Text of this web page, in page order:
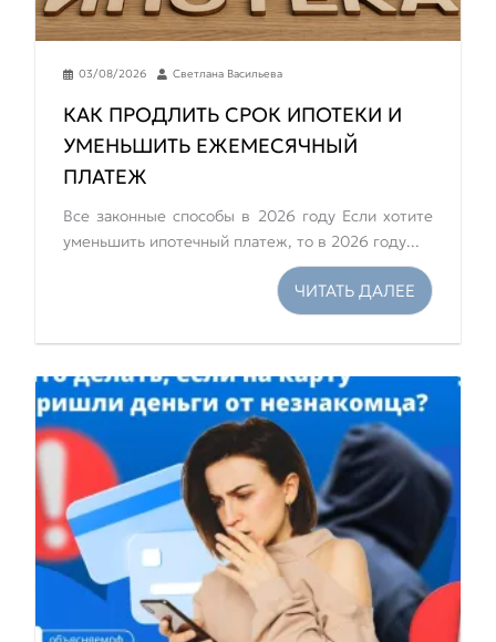
03/08/2026 Светлана Васильева
КАК ПРОДЛИТЬ СРОК ИПОТЕКИ И
УМЕНЬШИТЬ ЕЖЕМЕСЯЧНЫЙ
ПЛАТЕЖ
Все законные способы в 2026 году Если хотите
уменьшить ипотечный платеж, то в 2026 году...
ЧИТАТЬ ДАЛЕЕ